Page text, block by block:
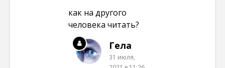
как на другого
человека читать?
Гела
31 июля,